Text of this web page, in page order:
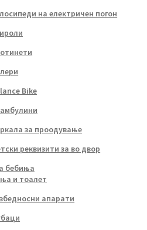
на електричен погон
Bike
за проодување
реквизити за во двор
бебиња
и тоалет
апарати